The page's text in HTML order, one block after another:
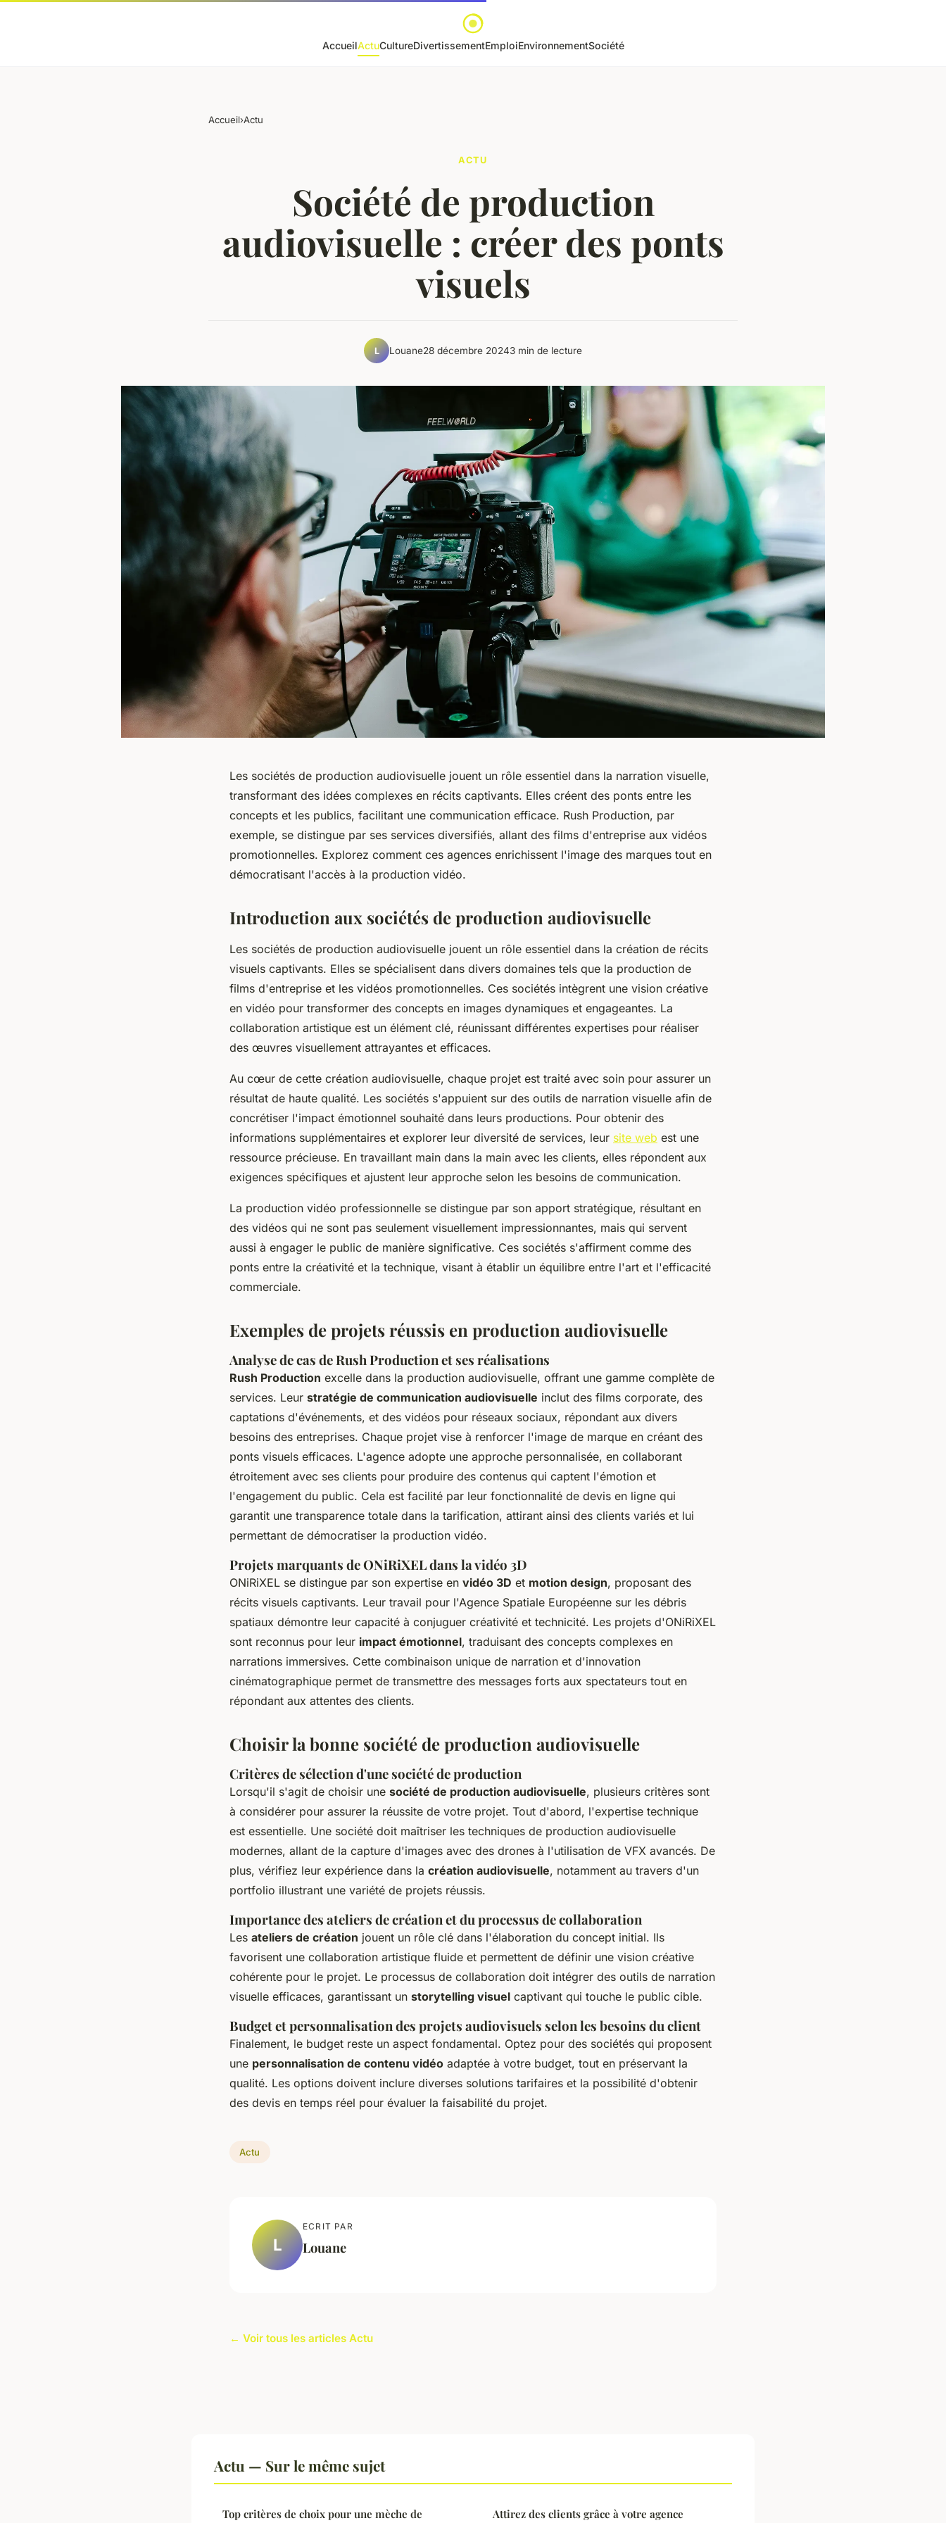
AccueilActuCultureDivertissementEmploiEnvironnementSociété
Accueil›Actu
ACTU
Société de production
audiovisuelle : créer des ponts
visuels
L Louane28 décembre 20243 min de lecture
Les sociétés de production audiovisuelle jouent un rôle essentiel dans la narration visuelle,
transformant des idées complexes en récits captivants. Elles créent des ponts entre les
concepts et les publics, facilitant une communication efficace. Rush Production, par
exemple, se distingue par ses services diversifiés, allant des films d'entreprise aux vidéos
promotionnelles. Explorez comment ces agences enrichissent l'image des marques tout en
démocratisant l'accès à la production vidéo.
Introduction aux sociétés de production audiovisuelle
Les sociétés de production audiovisuelle jouent un rôle essentiel dans la création de récits
visuels captivants. Elles se spécialisent dans divers domaines tels que la production de
films d'entreprise et les vidéos promotionnelles. Ces sociétés intègrent une vision créative
en vidéo pour transformer des concepts en images dynamiques et engageantes. La
collaboration artistique est un élément clé, réunissant différentes expertises pour réaliser
des œuvres visuellement attrayantes et efficaces.
Au cœur de cette création audiovisuelle, chaque projet est traité avec soin pour assurer un
résultat de haute qualité. Les sociétés s'appuient sur des outils de narration visuelle afin de
concrétiser l'impact émotionnel souhaité dans leurs productions. Pour obtenir des
informations supplémentaires et explorer leur diversité de services, leur site web est une
ressource précieuse. En travaillant main dans la main avec les clients, elles répondent aux
exigences spécifiques et ajustent leur approche selon les besoins de communication.
La production vidéo professionnelle se distingue par son apport stratégique, résultant en
des vidéos qui ne sont pas seulement visuellement impressionnantes, mais qui servent
aussi à engager le public de manière significative. Ces sociétés s'affirment comme des
ponts entre la créativité et la technique, visant à établir un équilibre entre l'art et l'efficacité
commerciale.
Exemples de projets réussis en production audiovisuelle
Analyse de cas de Rush Production et ses réalisations
Rush Production excelle dans la production audiovisuelle, offrant une gamme complète de
services. Leur stratégie de communication audiovisuelle inclut des films corporate, des
captations d'événements, et des vidéos pour réseaux sociaux, répondant aux divers
besoins des entreprises. Chaque projet vise à renforcer l'image de marque en créant des
ponts visuels efficaces. L'agence adopte une approche personnalisée, en collaborant
étroitement avec ses clients pour produire des contenus qui captent l'émotion et
l'engagement du public. Cela est facilité par leur fonctionnalité de devis en ligne qui
garantit une transparence totale dans la tarification, attirant ainsi des clients variés et lui
permettant de démocratiser la production vidéo.
Projets marquants de ONiRiXEL dans la vidéo 3D
ONiRiXEL se distingue par son expertise en vidéo 3D et motion design, proposant des
récits visuels captivants. Leur travail pour l'Agence Spatiale Européenne sur les débris
spatiaux démontre leur capacité à conjuguer créativité et technicité. Les projets d'ONiRiXEL
sont reconnus pour leur impact émotionnel, traduisant des concepts complexes en
narrations immersives. Cette combinaison unique de narration et d'innovation
cinématographique permet de transmettre des messages forts aux spectateurs tout en
répondant aux attentes des clients.
Choisir la bonne société de production audiovisuelle
Critères de sélection d'une société de production
Lorsqu'il s'agit de choisir une société de production audiovisuelle, plusieurs critères sont
à considérer pour assurer la réussite de votre projet. Tout d'abord, l'expertise technique
est essentielle. Une société doit maîtriser les techniques de production audiovisuelle
modernes, allant de la capture d'images avec des drones à l'utilisation de VFX avancés. De
plus, vérifiez leur expérience dans la création audiovisuelle, notamment au travers d'un
portfolio illustrant une variété de projets réussis.
Importance des ateliers de création et du processus de collaboration
Les ateliers de création jouent un rôle clé dans l'élaboration du concept initial. Ils
favorisent une collaboration artistique fluide et permettent de définir une vision créative
cohérente pour le projet. Le processus de collaboration doit intégrer des outils de narration
visuelle efficaces, garantissant un storytelling visuel captivant qui touche le public cible.
Budget et personnalisation des projets audiovisuels selon les besoins du client
Finalement, le budget reste un aspect fondamental. Optez pour des sociétés qui proposent
une personnalisation de contenu vidéo adaptée à votre budget, tout en préservant la
qualité. Les options doivent inclure diverses solutions tarifaires et la possibilité d'obtenir
des devis en temps réel pour évaluer la faisabilité du projet.
Actu
L
ECRIT PAR
Louane
← Voir tous les articles Actu
Actu — Sur le même sujet
Top critères de choix pour une mèche de
Attirez des clients grâce à votre agence